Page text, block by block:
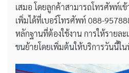
เสมอ โดยลูกค้าสามารถโทรศัพท์เ
เพิ่มได้ที่เบอร์โทรศัพท์ 088-
หลักฐานที่ต้องใช้งาน การให้รายล
ขนย้ายโดยเพิ่มต้นให้บริการวันนี้ใ